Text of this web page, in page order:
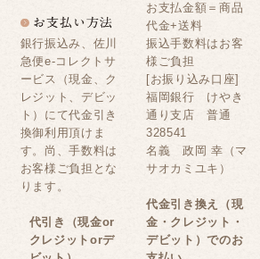
銀行振込み、佐川
急便e-コレクトサ
ービス（現金、ク
レジット、デビッ
ト）にて代金引き
換御利用頂けま
す。尚、手数料は
お客様ご負担とな
ります。
代引き（現金or
クレジットorデ
お支払金額＝商品
代金+送料
振込手数料はお客
様ご負担
[お振り込み口座]
福岡銀行 けやき
通り支店 普通
328541
名義 政岡 幸（マ
サオカミユキ）
代金引き換え（現
金・クレジット・
デビット）でのお